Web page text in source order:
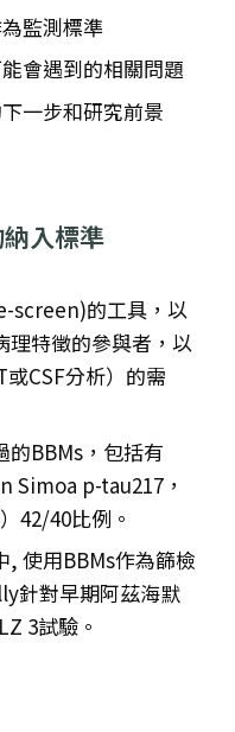
監測標準
會遇到的相關問題
一步和研究前景
入標準
screen)的工具，以
理特徵的參與者，以
CSF分析）的需
的BBMs，包括有
Simoa p-tau217，
42/40比例。
, 使用BBMs作為篩檢
針對早期阿茲海默
3試驗。